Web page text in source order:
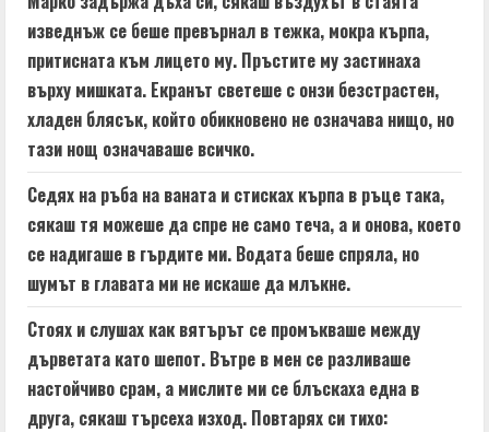
изведнъж се беше превърнал в тежка, мокра кърпа,
притисната към лицето му. Пръстите му застинаха
върху мишката. Екранът светеше с онзи безстрастен,
хладен блясък, който обикновено не означава нищо, но
тази нощ означаваше всичко.
Седях на ръба на ваната и стисках кърпа в ръце така,
сякаш тя можеше да спре не само теча, а и онова, което
се надигаше в гърдите ми. Водата беше спряла, но
шумът в главата ми не искаше да млъкне.
Стоях и слушах как вятърът се промъкваше между
дърветата като шепот. Вътре в мен се разливаше
настойчиво срам, а мислите ми се блъскаха една в
друга, сякаш търсеха изход. Повтарях си тихо: